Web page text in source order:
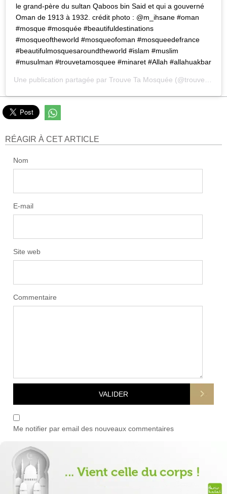
le grand-père du sultan Qaboos bin Said et qui a gouverné
Oman de 1913 à 1932. crédit photo : @m_ihsane #oman
#mosque #mosquée #beautifuldestinations
#mosqueoftheworld #mosqueofoman #mosqueedefrance
#beautifulmosquesaroundtheworld #islam #muslim
#musulman #trouvetamosquee #minaret #Allah #allahuakbar
Une publication partagée par Trouve Ta Mosquée (@trouvetamosquee) le
RÉAGIR À CET ARTICLE
Nom
E-mail
Site web
Commentaire
Me notifier par email des nouveaux commentaires